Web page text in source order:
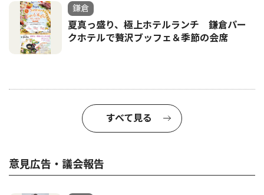
鎌倉
夏真っ盛り、極上ホテルランチ 鎌倉パー
クホテルで贅沢ブッフェ＆季節の会席
すべて見る
意見広告・議会報告